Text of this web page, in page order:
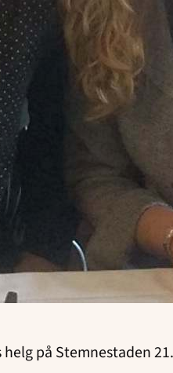
på Stemnestaden